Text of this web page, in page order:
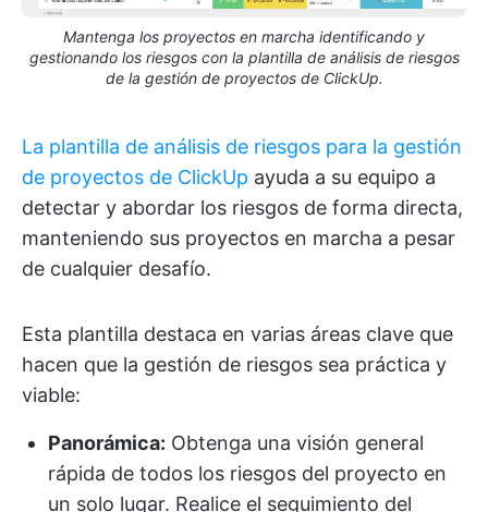
Mantenga los proyectos en marcha identificando y
gestionando los riesgos con la plantilla de análisis de riesgos
de la gestión de proyectos de ClickUp.
La plantilla de análisis de riesgos para la gestión
de proyectos de ClickUp ayuda a su equipo a
detectar y abordar los riesgos de forma directa,
manteniendo sus proyectos en marcha a pesar
de cualquier desafío.
Esta plantilla destaca en varias áreas clave que
hacen que la gestión de riesgos sea práctica y
viable:
Panorámica: Obtenga una visión general
rápida de todos los riesgos del proyecto en
un solo lugar. Realice el seguimiento del